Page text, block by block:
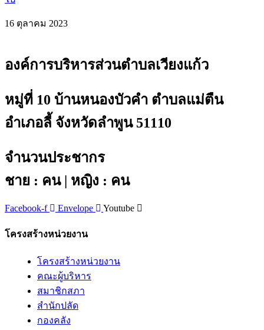
16 ตุลาคม 2023
องค์การบริหารส่วนตำบลเวียงแก้ว
หมู่ที่ 10 บ้านหนองบัวคำ ตำบลแม่ตืน
อำเภอลี้ จังหวัดลำพูน 51110
จำนวนประชากร
ชาย : คน | หญิง : คน
Facebook-f Envelope Youtube
โครงสร้างหน่วยงาน
โครงสร้างหน่วยงาน
คณะผู้บริหาร
สมาชิกสภา
สำนักปลัด
กองคลัง